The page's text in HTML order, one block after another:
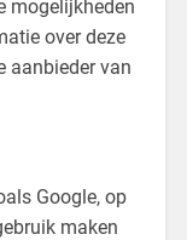
mogelijkheden
over deze
aanbieder van
Google, op
maken